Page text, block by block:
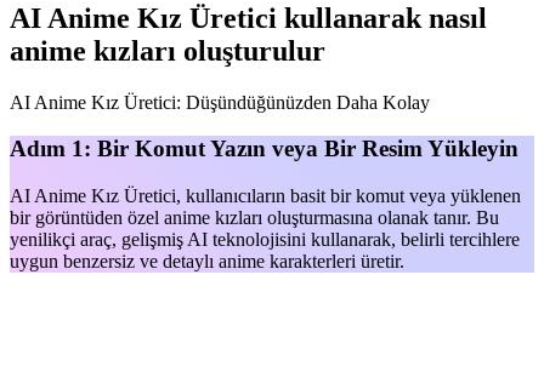
AI Anime Kız Üretici kullanarak nasıl
anime kızları oluşturulur
AI Anime Kız Üretici: Düşündüğünüzden Daha Kolay
Adım 1: Bir Komut Yazın veya Bir Resim Yükleyin
AI Anime Kız Üretici, kullanıcıların basit bir komut veya yüklenen
bir görüntüden özel anime kızları oluşturmasına olanak tanır. Bu
yenilikçi araç, gelişmiş AI teknolojisini kullanarak, belirli tercihlere
uygun benzersiz ve detaylı anime karakterleri üretir.